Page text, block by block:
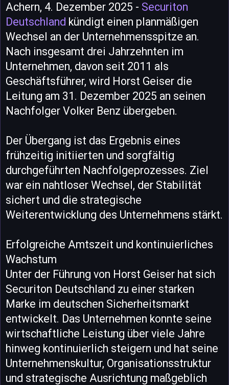
Achern, 4. Dezember 2025 - Securiton
Deutschland kündigt einen planmäßigen
Wechsel an der Unternehmensspitze an.
Nach insgesamt drei Jahrzehnten im
Unternehmen, davon seit 2011 als
Geschäftsführer, wird Horst Geiser die
Leitung am 31. Dezember 2025 an seinen
Nachfolger Volker Benz übergeben.
Der Übergang ist das Ergebnis eines
frühzeitig initiierten und sorgfältig
durchgeführten Nachfolgeprozesses. Ziel
war ein nahtloser Wechsel, der Stabilität
sichert und die strategische
Weiterentwicklung des Unternehmens stärkt.
Erfolgreiche Amtszeit und kontinuierliches
Wachstum
Unter der Führung von Horst Geiser hat sich
Securiton Deutschland zu einer starken
Marke im deutschen Sicherheitsmarkt
entwickelt. Das Unternehmen konnte seine
wirtschaftliche Leistung über viele Jahre
hinweg kontinuierlich steigern und hat seine
Unternehmenskultur, Organisationsstruktur
und strategische Ausrichtung maßgeblich